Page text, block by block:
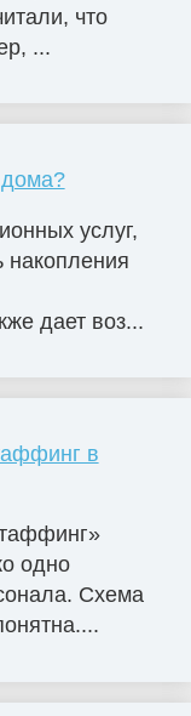
что
...
услуг,
накопления
дает воз...
в
одно
Схема